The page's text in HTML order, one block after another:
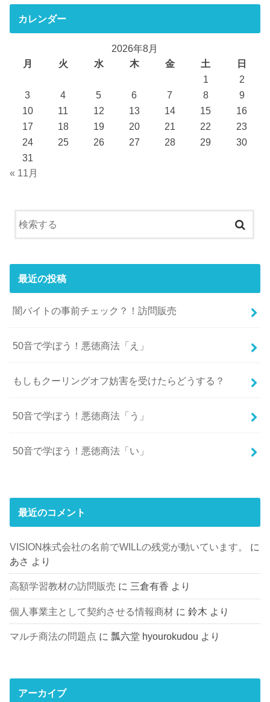
カレンダー
2026年8月
月
火 水 木 金 土
日
1
2
3
4 5 6 7 8
9
10
11 12 13 14 15
16
17
18 19 20 21 22
23
24
25 26 27 28 29
30
31
« 11月
最近の投稿
闇バイトの事前チェック？！訪問販売
50音で学ぼう！悪徳商法「え」
もしもクーリングオフ妨害を受けたらどうする？
50音で学ぼう！悪徳商法「う」
50音で学ぼう！悪徳商法「い」
最近のコメント
VISION株式会社の名前でWILLの残党が動いています。
に
あさ より
高額学習教材の訪問販売 に 三倉有香 より
個人事業主として契約させる情報商材 に鈴木 より
マルチ商法の問題点 に瓢六堂 hyourokudou より
アーカイブ